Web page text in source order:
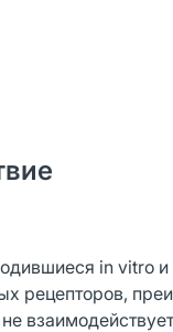
in vitro
рецепторов,